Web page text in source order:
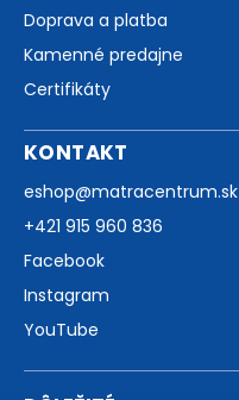
Doprava a platba
Kamenné predajne
Certifikáty
KONTAKT
eshop@matracentrum.sk
+421 915 960 836
Facebook
Instagram
YouTube